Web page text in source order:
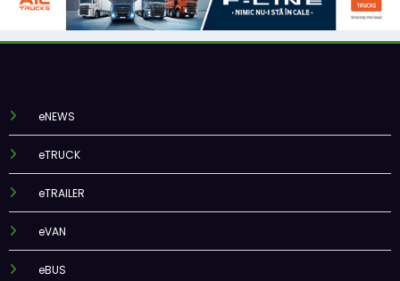
eNEWS
eTRUCK
eTRAILER
eVAN
eBUS